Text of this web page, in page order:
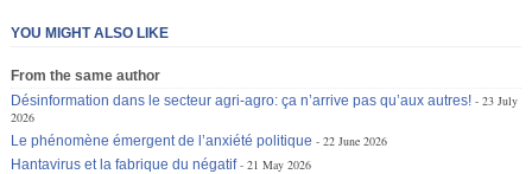
YOU MIGHT ALSO LIKE
From the same author
Désinformation dans le secteur agri-agro: ça n’arrive pas qu’aux autres!
23 July
2026
Le phénomène émergent de l’anxiété politique
22 June 2026
Hantavirus et la fabrique du négatif
21 May 2026